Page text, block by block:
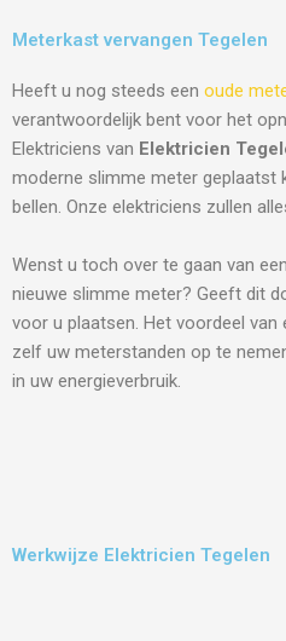
Meterkast vervangen Tegelen
Heeft u nog steeds een oude
verantwoordelijk bent voor het
Elektriciens van Elektricien
moderne slimme meter geplaatst
bellen. Onze elektriciens zullen
Wenst u toch over te gaan van
nieuwe slimme meter? Geeft dit
voor u plaatsen. Het voordeel
zelf uw meterstanden op te
in uw energieverbruik.
Werkwijze Elektricien Tegelen